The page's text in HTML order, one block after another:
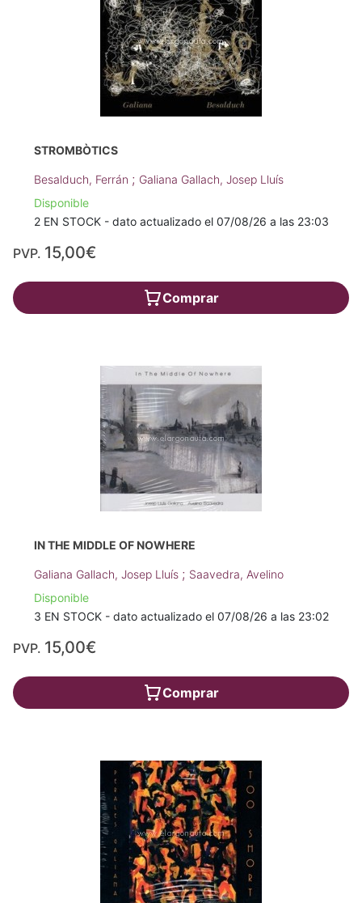
STROMBÒTICS
Besalduch, Ferrán ; Galiana Gallach, Josep Lluís
Disponible
2 EN STOCK - dato actualizado el 07/08/26 a las 23:03
PVP. 15,00€
Comprar
IN THE MIDDLE OF NOWHERE
Galiana Gallach, Josep Lluís ; Saavedra, Avelino
Disponible
3 EN STOCK - dato actualizado el 07/08/26 a las 23:02
PVP. 15,00€
Comprar